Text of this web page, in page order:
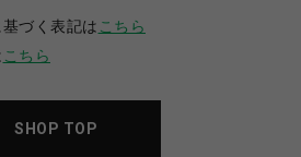
づく表記は こちら
こちら
SHOP TOP